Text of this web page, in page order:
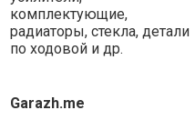
комплектующие,
радиаторы, cтекла, детали
по ходовой и др.
Garazh.me